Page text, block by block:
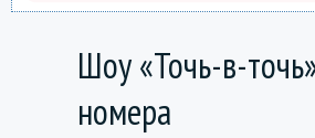
Шоу «Точь-в-
номера